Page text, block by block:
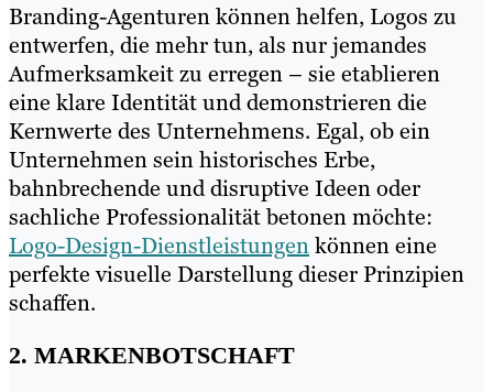
Branding-Agenturen können helfen, Logos zu
entwerfen, die mehr tun, als nur jemandes
Aufmerksamkeit zu erregen – sie etablieren
eine klare Identität und demonstrieren die
Kernwerte des Unternehmens. Egal, ob ein
Unternehmen sein historisches Erbe,
bahnbrechende und disruptive Ideen oder
sachliche Professionalität betonen möchte:
Logo-Design-Dienstleistungenkönnen eine
perfekte visuelle Darstellung dieser Prinzipien
schaffen.
2. MARKENBOTSCHAFT